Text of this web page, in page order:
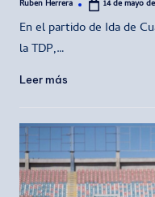
Publicado
Ruben Herrera 14 de mayo
En el partido de Ida de
la TDP,…
Leer más